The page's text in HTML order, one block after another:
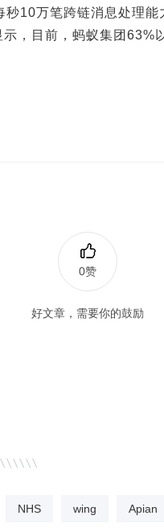
10万笔跨链消息处理能
，目前，蚂蚁集团63%
0赞
好文章，需要你的鼓励
NHS wing Apian